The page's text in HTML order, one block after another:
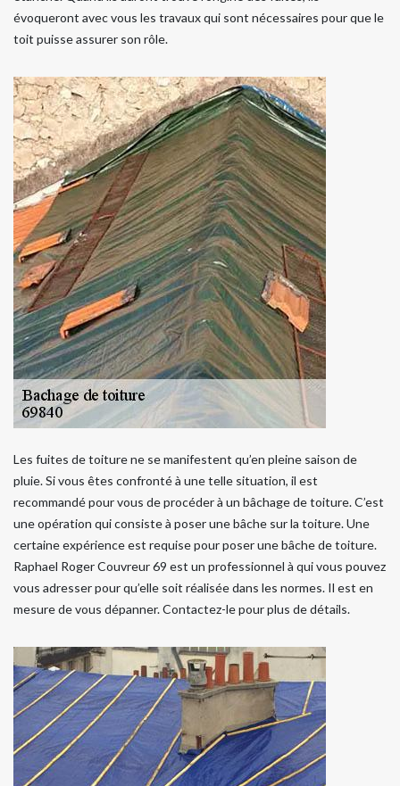
évoqueront avec vous les travaux qui sont nécessaires pour que le
toit puisse assurer son rôle.
Les fuites de toiture ne se manifestent qu’en pleine saison de
pluie. Si vous êtes confronté à une telle situation, il est
recommandé pour vous de procéder à un bâchage de toiture. C’est
une opération qui consiste à poser une bâche sur la toiture. Une
certaine expérience est requise pour poser une bâche de toiture.
Raphael Roger Couvreur 69 est un professionnel à qui vous pouvez
vous adresser pour qu’elle soit réalisée dans les normes. Il est en
mesure de vous dépanner. Contactez-le pour plus de détails.